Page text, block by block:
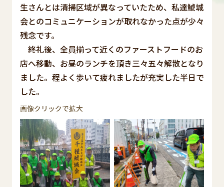
生さんとは清掃区域が異なっていたため、私達鯱城
会とのコミュニケーションが取れなかった点が少々
残念です。
終礼後、全員揃って近くのファーストフードのお
店へ移動、お昼のランチを頂き三々五々解散となり
ました。程よく歩いて疲れましたが充実した半日で
した。
画像クリックで拡大